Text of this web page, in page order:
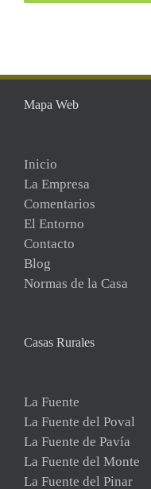
Mapa Web
Inicio
La Empresa
Comentarios
El Entorno
Contacto
Blog
Normas de la Casa
Casas Rurales
La Fuente
La Fuente del Poval
La Fuente de Pavía
La Fuente del Monte
La Fuente del Pinar